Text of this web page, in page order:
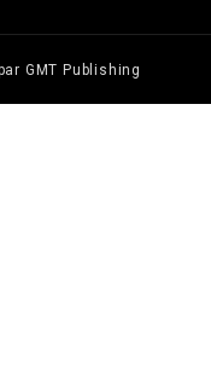
GMT Publishing